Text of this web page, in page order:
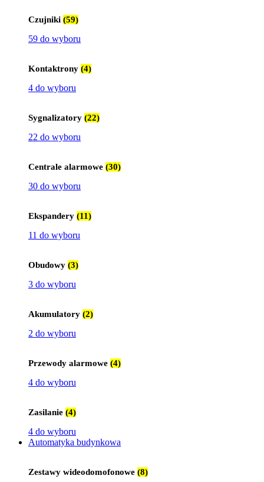
Czujniki (59)
59 do wyboru
Kontaktrony (4)
4 do wyboru
Sygnalizatory (22)
22 do wyboru
Centrale alarmowe (30)
30 do wyboru
Ekspandery (11)
11 do wyboru
Obudowy (3)
3 do wyboru
Akumulatory (2)
2 do wyboru
Przewody alarmowe (4)
4 do wyboru
Zasilanie (4)
4 do wyboru
Automatyka budynkowa
Zestawy wideodomofonowe (8)